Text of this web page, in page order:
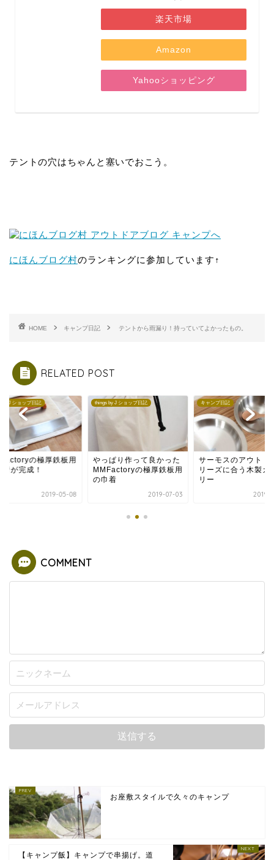
楽天市場
Amazon
Yahooショッピング
テントの穴はちゃんと塞いでおこう。
にほんブログ村のランキングに参加しています↑
HOME キャンプ日記 テントから雨漏り！持っていてよかったもの。
RELATED POST
by J ショップ日記
の極厚鉄板用
着が完成！
2019-05-08
things by J ショップ日記
やっぱり作って良かった
MMFactoryの極厚鉄板用
の巾着
2019-07-03
キャンプ日記
サーモスのアウトド
リーズに合う木製カ
リー
2019-
COMMENT
お座敷スタイルで久々のキャンプ
【キャンプ飯】キャンプで串揚げ。道